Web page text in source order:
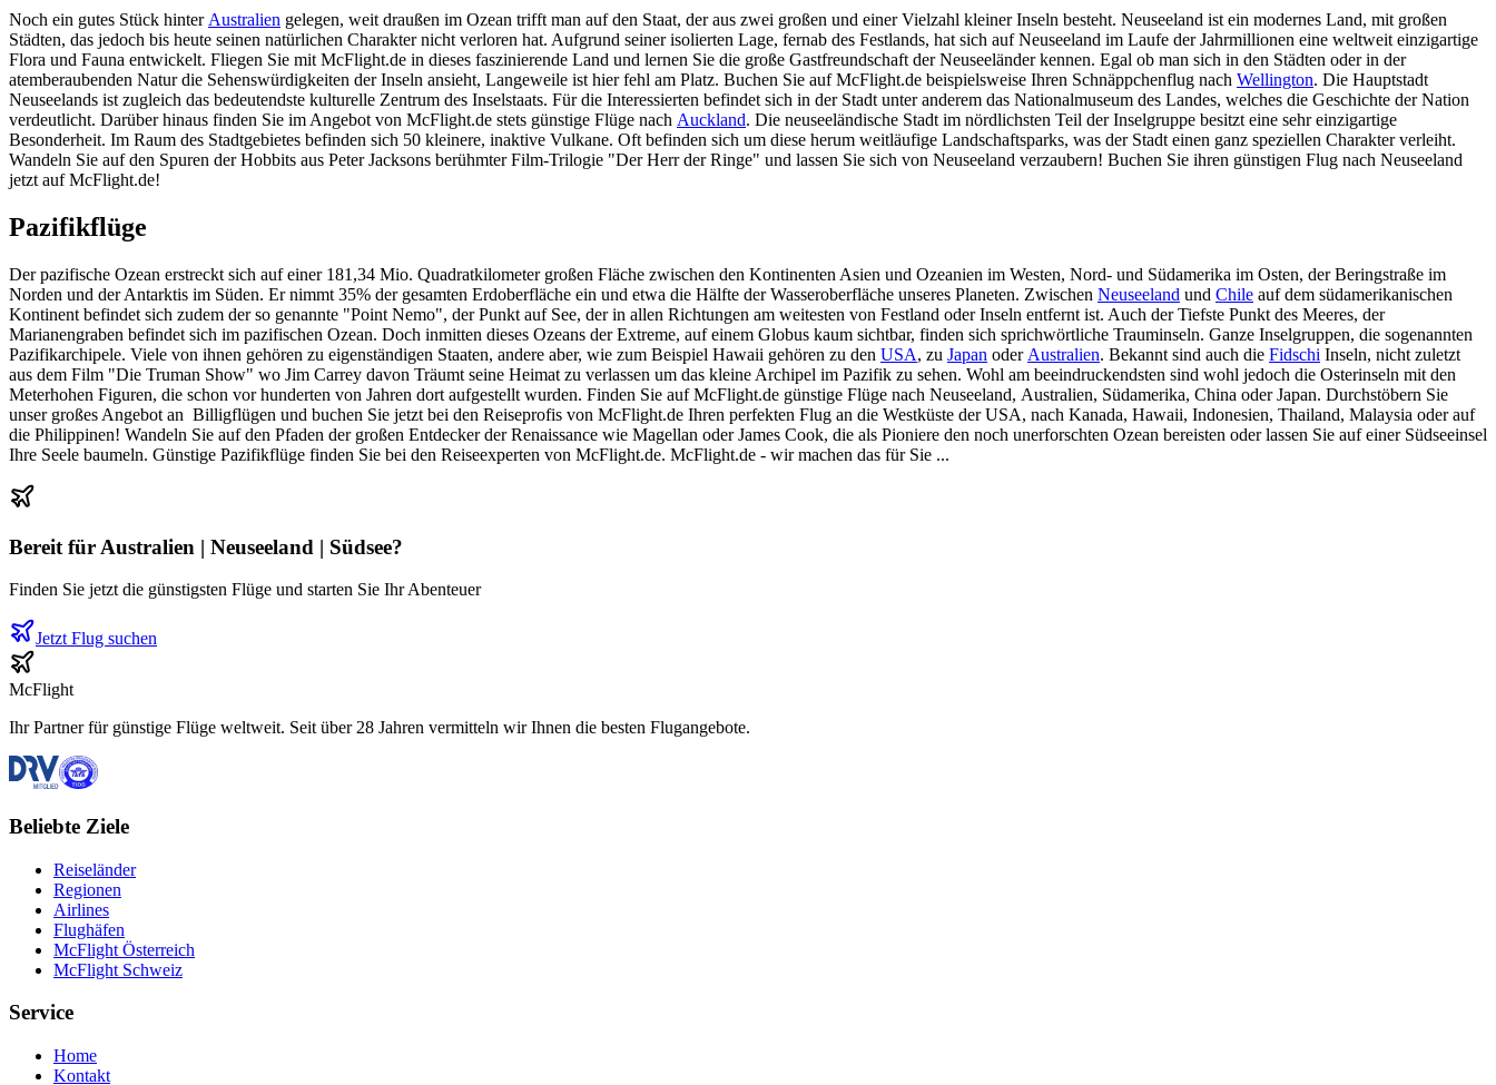
Noch ein gutes Stück hinter Australien gelegen, weit draußen im Ozean trifft man auf den Staat, der aus zwei großen und einer Vielzahl kleiner Inseln besteht. Neuseeland ist ein modernes Land, mit großen
Städten, das jedoch bis heute seinen natürlichen Charakter nicht verloren hat. Aufgrund seiner isolierten Lage, fernab des Festlands, hat sich auf Neuseeland im Laufe der Jahrmillionen eine weltweit einzigartige
Flora und Fauna entwickelt. Fliegen Sie mit McFlight.de in dieses faszinierende Land und lernen Sie die große Gastfreundschaft der Neuseeländer kennen. Egal ob man sich in den Städten oder in der
atemberaubenden Natur die Sehenswürdigkeiten der Inseln ansieht, Langeweile ist hier fehl am Platz. Buchen Sie auf McFlight.de beispielsweise Ihren Schnäppchenflug nach Wellington. Die Hauptstadt
Neuseelands ist zugleich das bedeutendste kulturelle Zentrum des Inselstaats. Für die Interessierten befindet sich in der Stadt unter anderem das Nationalmuseum des Landes, welches die Geschichte der Nation
verdeutlicht. Darüber hinaus finden Sie im Angebot von McFlight.de stets günstige Flüge nach Auckland. Die neuseeländische Stadt im nördlichsten Teil der Inselgruppe besitzt eine sehr einzigartige
Besonderheit. Im Raum des Stadtgebietes befinden sich 50 kleinere, inaktive Vulkane. Oft befinden sich um diese herum weitläufige Landschaftsparks, was der Stadt einen ganz speziellen Charakter verleiht.
Wandeln Sie auf den Spuren der Hobbits aus Peter Jacksons berühmter Film-Trilogie "Der Herr der Ringe" und lassen Sie sich von Neuseeland verzaubern! Buchen Sie ihren günstigen Flug nach Neuseeland
jetzt auf McFlight.de!
Pazifikflüge
Der pazifische Ozean erstreckt sich auf einer 181,34 Mio. Quadratkilometer großen Fläche zwischen den Kontinenten Asien und Ozeanien im Westen, Nord- und Südamerika im Osten, der Beringstraße im
Norden und der Antarktis im Süden. Er nimmt 35% der gesamten Erdoberfläche ein und etwa die Hälfte der Wasseroberfläche unseres Planeten. Zwischen Neuseeland und Chile auf dem südamerikanischen
Kontinent befindet sich zudem der so genannte "Point Nemo", der Punkt auf See, der in allen Richtungen am weitesten von Festland oder Inseln entfernt ist. Auch der Tiefste Punkt des Meeres, der
Marianengraben befindet sich im pazifischen Ozean. Doch inmitten dieses Ozeans der Extreme, auf einem Globus kaum sichtbar, finden sich sprichwörtliche Trauminseln. Ganze Inselgruppen, die sogenannten
Pazifikarchipele. Viele von ihnen gehören zu eigenständigen Staaten, andere aber, wie zum Beispiel Hawaii gehören zu den USA, zu Japan oder Australien. Bekannt sind auch die Fidschi Inseln, nicht zuletzt
aus dem Film "Die Truman Show" wo Jim Carrey davon Träumt seine Heimat zu verlassen um das kleine Archipel im Pazifik zu sehen. Wohl am beeindruckendsten sind wohl jedoch die Osterinseln mit den
Meterhohen Figuren, die schon vor hunderten von Jahren dort aufgestellt wurden. Finden Sie auf McFlight.de günstige Flüge nach Neuseeland, Australien, Südamerika, China oder Japan. Durchstöbern Sie
unser großes Angebot an Billigflügen und buchen Sie jetzt bei den Reiseprofis von McFlight.de Ihren perfekten Flug an die Westküste der USA, nach Kanada, Hawaii, Indonesien, Thailand, Malaysia oder auf
die Philippinen! Wandeln Sie auf den Pfaden der großen Entdecker der Renaissance wie Magellan oder James Cook, die als Pioniere den noch unerforschten Ozean bereisten oder lassen Sie auf einer Südseeinsel
Ihre Seele baumeln. Günstige Pazifikflüge finden Sie bei den Reiseexperten von McFlight.de. McFlight.de - wir machen das für Sie ...
Bereit für Australien | Neuseeland | Südsee?
Finden Sie jetzt die günstigsten Flüge und starten Sie Ihr Abenteuer
Jetzt Flug suchen
McFlight
Ihr Partner für günstige Flüge weltweit. Seit über 28 Jahren vermitteln wir Ihnen die besten Flugangebote.
Beliebte Ziele
Reiseländer
Regionen
Airlines
Flughäfen
McFlight Österreich
McFlight Schweiz
Service
Home
Kontakt